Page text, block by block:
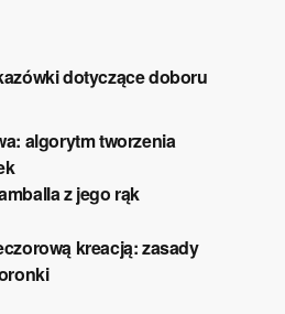
dotyczące doboru
algorytm tworzenia
z jego rąk
kreacją: zasady